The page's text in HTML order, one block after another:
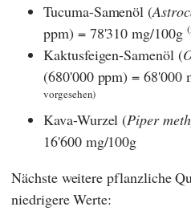
Tucuma-Samenöl (
ppm) = 78'310 mg/100g
Kaktusfeigen-Samenöl (
(680'000 ppm) = 68'000
vorgesehen)
Kava-Wurzel (Piper
16'600 mg/100g
Nächste weitere pflanzliche
niedrigere Werte: